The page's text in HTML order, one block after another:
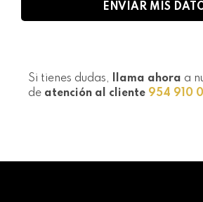
Si tienes dudas, llama ahora a
de atención al cliente 954 910